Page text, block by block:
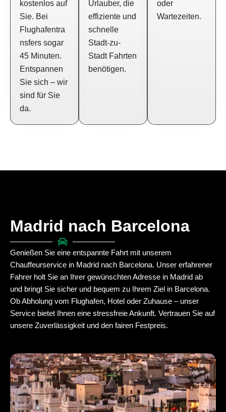
kostenlos auf
Sie. Bei
Flughafentra
nsfers sogar
45 Minuten.
Entspannen
Sie sich – wir
sind für Sie
da.
Urlauber, die
effiziente und
schnelle
Stadt-zu-
Stadt Fahrten
benötigen.
oder
Wartezeiten.
Madrid nach Barcelona
Genießen Sie eine entspannte Fahrt mit unserem
Chauffeurservice in Madrid nach Barcelona. Unser erfahrener
Fahrer holt Sie an Ihrer gewünschten Adresse in Madrid ab
und bringt Sie sicher und bequem zu Ihrem Ziel in Barcelona.
Ob Abholung vom Flughafen, Hotel oder Zuhause – unser
Service bietet Ihnen eine stressfreie Ankunft. Vertrauen Sie auf
unsere Zuverlässigkeit und den fairen Festpreis.